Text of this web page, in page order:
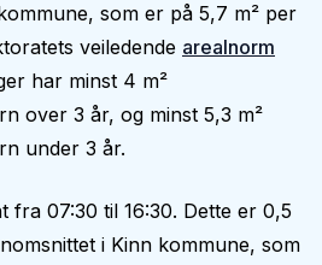
som er på 5,7 m² per
veiledende arealnorm
har minst 4 m²
over 3 år, og minst 5,3 m²
under 3 år.
fra 07:30 til 16:30. Dette er 0,5
i Kinn kommune, som